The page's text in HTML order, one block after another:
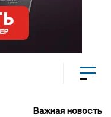
Важная новость